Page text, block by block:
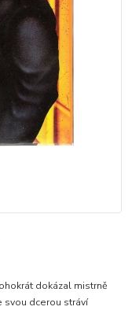
dokázal mistrně
svou dcerou stráví